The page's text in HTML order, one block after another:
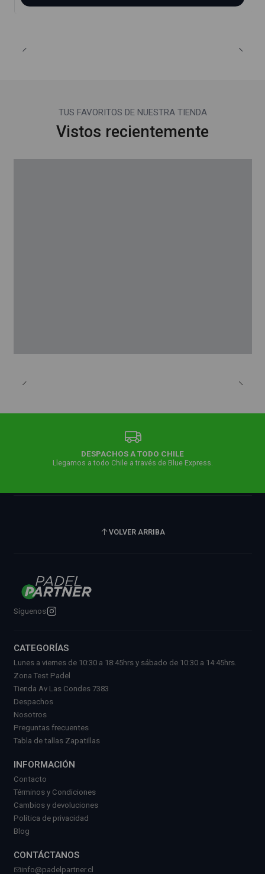
TUS FAVORITOS DE NUESTRA TIENDA
Vistos recientemente
DESPACHOS A TODO CHILE
Llegamos a todo Chile a través de Blue Express.
VOLVER ARRIBA
Síguenos
CATEGORÍAS
Lunes a viernes de 10:30 a 18:45hrs y sábado de 10:30 a 14:45hrs.
Zona Test Padel
Tienda Av Las Condes 7383
Despachos
Nosotros
Preguntas frecuentes
Tabla de tallas Zapatillas
INFORMACIÓN
Contacto
Términos y Condiciones
Cambios y devoluciones
Política de privacidad
Blog
CONTÁCTANOS
info@padelpartner.cl